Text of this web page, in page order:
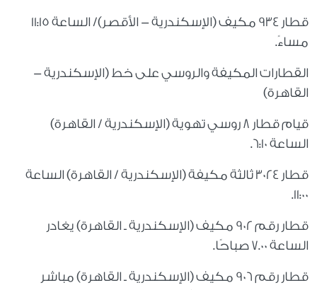
قطار 934 مكيف (الإسكندرية - الأقصر)/ الساعة 11:15
مساءً.
القطارات المكيفة والروسي على خط (الإسكندرية -
القاهرة)
قيام قطار 8 روسي تهوية (الإسكندرية / القاهرة)
الساعة 6:10.
قطار 3024 ثالثة مكيفة (الإسكندرية / القاهرة) الساعة
11:00.
قطار رقم 902 مكيف (الإسكندرية ـ القاهرة) يغادر
الساعة 7.00 صباحًا.
قطار رقم 906 مكيف (الإسكندرية ـ القاهرة) مباشر